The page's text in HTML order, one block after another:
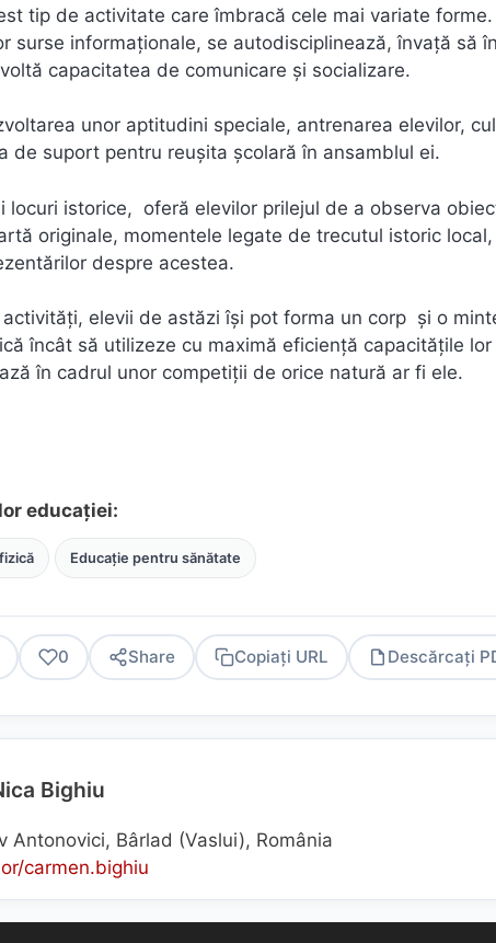
tip de activitate care îmbracă cele mai variate
surse informaționale, se autodisciplinează, învață să
capacitatea de comunicare și socializare.
unor aptitudini speciale, antrenarea elevilor,
de suport pentru reușita școlară în ansamblul ei.
locuri istorice, oferă elevilor prilejul de a observa
originale, momentele legate de trecutul istoric
despre acestea.
elevii de astăzi își pot forma un corp și o
încât să utilizeze cu maximă eficienţă capacităţile
în cadrul unor competiții de orice natură ar fi ele.
educației:
Educație pentru sănătate
0 Share Copiați URL Descărcați
Bighiu
Antonovici, Bârlad (Vaslui), România
carmen.bighiu